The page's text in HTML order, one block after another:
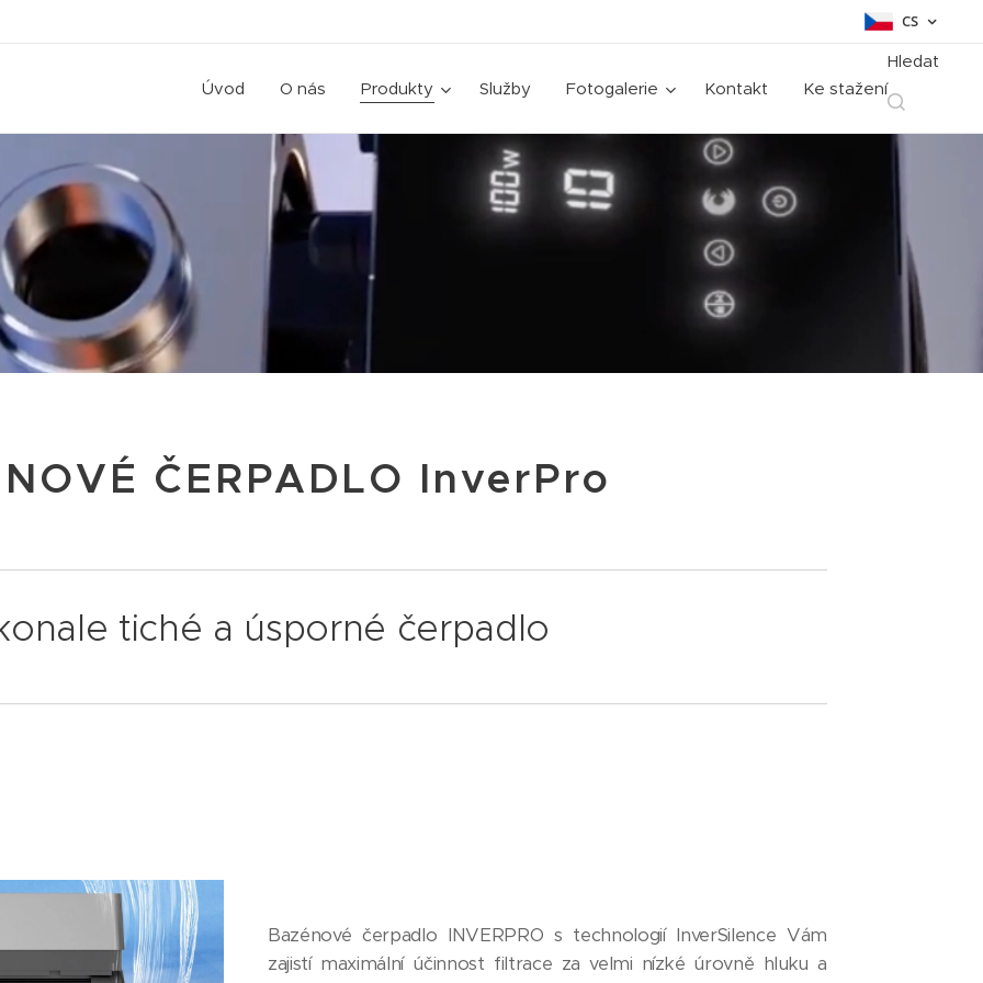
CS
Úvod O nás Produkty Služby Fotogalerie Kontakt Ke stažení
Hledat
ČERPADLO InverPro
tiché a úsporné čerpadlo
Bazénové čerpadlo INVERPRO s technologií InverSilence Vám
zajistí maximální účinnost filtrace za velmi nízké úrovně hluku a